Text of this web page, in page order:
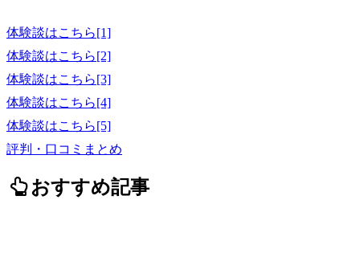
体験談はこちら[1]
体験談はこちら[2]
体験談はこちら[3]
体験談はこちら[4]
体験談はこちら[5]
評判・口コミまとめ
おすすめ記事